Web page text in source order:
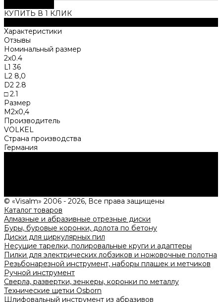
КУПИТЬ В 1 КЛИК
Характеристики
Отзывы
Номинальный размер
2х0.4
L1 36
L2 8,0
D2 2.8
□ 2.1
Размер
M2x0,4
Производитель
VOLKEL
Страна производства
Германия
© «Visalm» 2006 - 2026, Все права защищены
Каталог товаров
Алмазные и абразивные отрезные диски
Буры, буровые коронки, долота по бетону
Диски для циркулярных пил
Несущие тарелки, полировальные круги и адаптеры
Пилки для электрических лобзиков и ножовочные полотна
Резьбонарезной инструмент, наборы плашек и метчиков
Ручной инструмент
Сверла, развертки, зенкеры, коронки по металлу
Технические щетки Osborn
Шлифовальный инструмент из абразивов